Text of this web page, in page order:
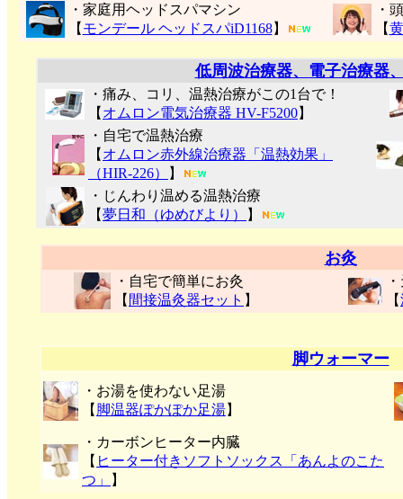
・家庭用ヘッドスパマシン
【 モンデール ヘッドスパiD1168】
・
【
低周波治療器、電子治療器
・痛み、コリ、温熱治療がこの1台で！
【 オムロン電気治療器 HV-F5200】
・自宅で温熱治療
【 オムロン赤外線治療器「温熱効果」
（HIR-226）
】
・じんわり温める温熱治療
【夢日和（ゆめびより） 】
お灸
・自宅で簡単にお灸
【 間接温灸器セット 】
【
脚ウォーマー
・お湯を使わない足湯
【 脚温器ぽかぽか足湯】
・カーボンヒーター内臓
【 ヒーター付きソフトソックス「あんよのこた
つ」
】